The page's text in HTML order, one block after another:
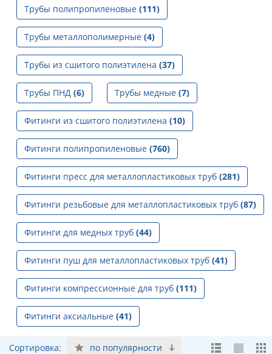
Трубы полипропиленовые (111)
Трубы металлополимерные (4)
Трубы из сшитого полиэтилена (37)
Трубы ПНД (6) Трубы медные (7)
Фитинги из сшитого полиэтилена (10)
Фитинги полипропиленовые (760)
Фитинги пресс для металлопластиковых труб (281)
Фитинги резьбовые для металлопластиковых труб (87)
Фитинги для медных труб (44)
Фитинги пуш для металлопластиковых труб (41)
Фитинги компрессионные для труб (111)
Фитинги аксиальные (41)
Сортировка:
по популярности